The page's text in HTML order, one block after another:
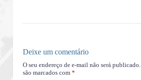
Deixe um comentário
O seu endereço de e-mail não será publicado.
são marcados com *